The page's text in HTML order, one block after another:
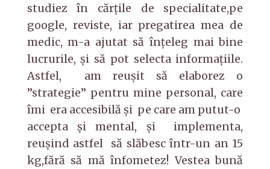
studiez în cărțile de specialitate,pe
google, reviste, iar pregatirea mea de
medic, m-a ajutat să înțeleg mai bine
lucrurile, şi să pot selecta informaţiile.
Astfel, am reușit să elaborez o
”strategie” pentru mine personal, care
îmi era accesibilă și pe care am putut-o
accepta şi mental, şi implementa,
reușind astfel să slăbesc într-un an 15
kg,fără să mă înfometez! Vestea bună